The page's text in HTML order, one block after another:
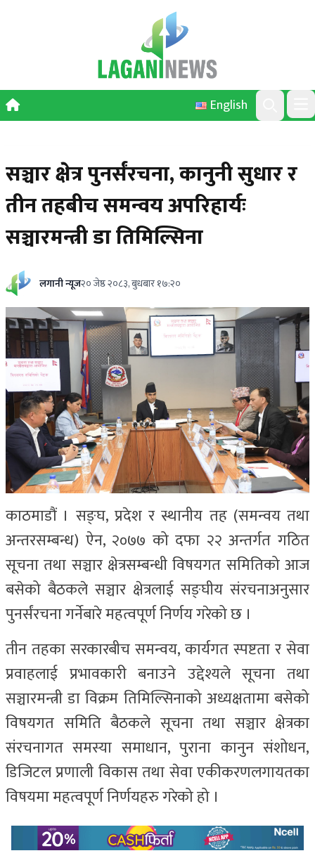
English
Search
सञ्चार क्षेत्र पुनर्संरचना, कानुनी सुधार र
तीन तहबीच समन्वय अपरिहार्यः
सञ्चारमन्त्री डा तिमिल्सिना
लगानी न्यूज२० जेष्ठ २०८३, बुधबार १७:२०
काठमाडौं । सङ्घ, प्रदेश र स्थानीय तह (समन्वय तथा
अन्तरसम्बन्ध) ऐन, २०७७ को दफा २२ अन्तर्गत गठित
सूचना तथा सञ्चार क्षेत्रसम्बन्धी विषयगत समितिको आज
बसेको बैठकले सञ्चार क्षेत्रलाई सङ्घीय संरचनाअनुसार
पुनर्संरचना गर्नेबारे महत्वपूर्ण निर्णय गरेको छ ।
तीन तहका सरकारबीच समन्वय, कार्यगत स्पष्टता र सेवा
प्रवाहलाई प्रभावकारी बनाउने उद्देश्यले सूचना तथा
सञ्चारमन्त्री डा विक्रम तिमिल्सिनाको अध्यक्षतामा बसेको
विषयगत समिति बैठकले सूचना तथा सञ्चार क्षेत्रका
संरचनागत समस्या समाधान, पुराना कानुन संशोधन,
डिजिटल प्रणाली विकास तथा सेवा एकीकरणलगायतका
विषयमा महत्वपूर्ण निर्णयहरु गरेको हो ।